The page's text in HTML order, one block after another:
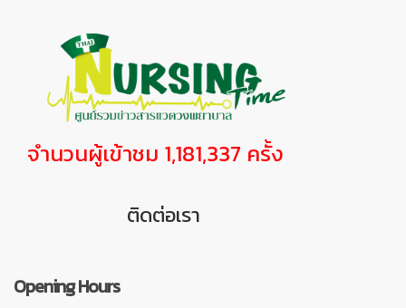
จำนวนผู้เข้าชม 1,181,337 ครั้ง
ติดต่อเรา
Opening Hours